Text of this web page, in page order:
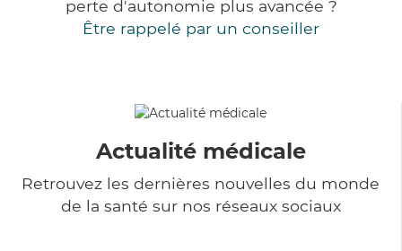
perte d'autonomie plus avancée ?
Être rappelé par un conseiller
Actualité médicale
Retrouvez les dernières nouvelles du monde
de la santé sur nos réseaux sociaux